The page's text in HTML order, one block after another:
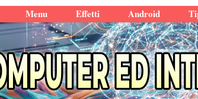
Menu Effetti Android